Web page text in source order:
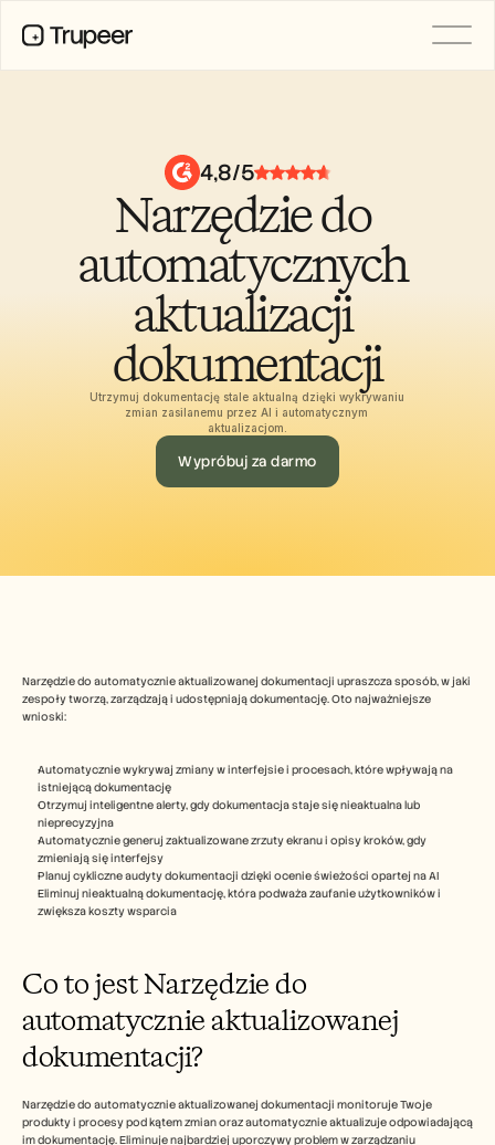
4,8/5
Narzędzie do
automatycznych
aktualizacji
dokumentacji
Utrzymuj dokumentację stale aktualną dzięki wykrywaniu
zmian zasilanemu przez AI i automatycznym
aktualizacjom.
Wypróbuj za darmo
Narzędzie do automatycznie aktualizowanej dokumentacji upraszcza sposób, w jaki
zespoły tworzą, zarządzają i udostępniają dokumentację. Oto najważniejsze
wnioski:
Automatycznie wykrywaj zmiany w interfejsie i procesach, które wpływają na
istniejącą dokumentację
Otrzymuj inteligentne alerty, gdy dokumentacja staje się nieaktualna lub
nieprecyzyjna
Automatycznie generuj zaktualizowane zrzuty ekranu i opisy kroków, gdy
zmieniają się interfejsy
Planuj cykliczne audyty dokumentacji dzięki ocenie świeżości opartej na AI
Eliminuj nieaktualną dokumentację, która podważa zaufanie użytkowników i
zwiększa koszty wsparcia
Co to jest Narzędzie do
automatycznie aktualizowanej
dokumentacji?
Narzędzie do automatycznie aktualizowanej dokumentacji monitoruje Twoje
produkty i procesy pod kątem zmian oraz automatycznie aktualizuje odpowiadającą
im dokumentację. Eliminuje najbardziej uporczywy problem w zarządzaniu
Customer Stories
Help Center
Careers
Knowledge Base
Shared Pages
AI Screen Recording
AI Champions of Change
Wydania produktów
Customer Success
Training
Book a Demo
Start Free Trial